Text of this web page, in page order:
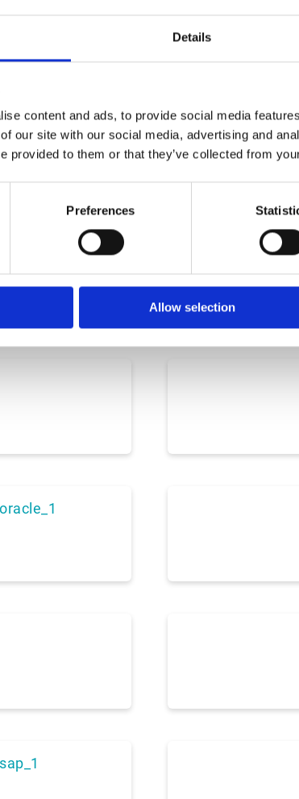
Details
content and ads, to provide social media
our site with our social media, advertising and
provided to them or that they’ve collected from
Preferences
Allow selection